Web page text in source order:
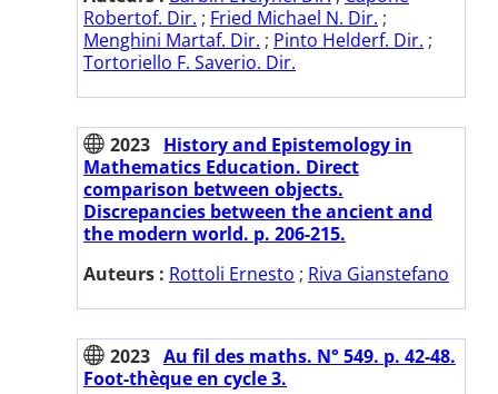
Robertof. Dir. ; Fried Michael N. Dir. ;
Menghini Martaf. Dir. ; Pinto Helderf. Dir. ;
Tortoriello F. Saverio. Dir.
2023 History and Epistemology in
Mathematics Education. Direct
comparison between objects.
Discrepancies between the ancient and
the modern world. p. 206-215.
Auteurs : Rottoli Ernesto ; Riva Gianstefano
2023 Au fil des maths. N° 549. p. 42-48.
Foot-thèque en cycle 3.